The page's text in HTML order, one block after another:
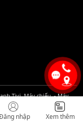
Tivi, Máy chiếu-Máy
nhập Xem thêm